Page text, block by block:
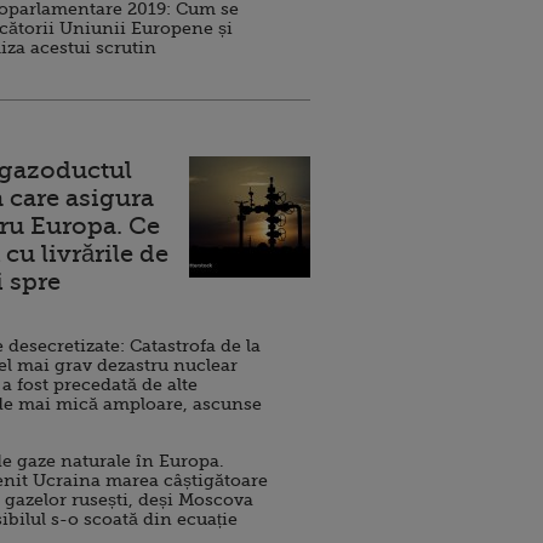
2019: Cum se
Uniunii Europene și
acestui scrutin
asigura
Europa. Ce
cu livrările de
spre
desecretizate: Catastrofa de la
mai grav dezastru nuclear
fost precedată de alte
mai mică amploare, ascunse
gaze naturale în Europa.
Ucraina marea câștigătoare
rusești, deși Moscova
s-o scoată din ecuație